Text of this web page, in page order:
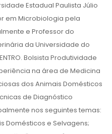
Estadual Paulista Júlio
em Microbiologia pela
e Professor do
da Universidade do
Bolsista Produtividade
na área de Medicina
dos Animais Domésticos
de Diagnóstico
nos seguintes temas:
Domésticos e Selvagens;